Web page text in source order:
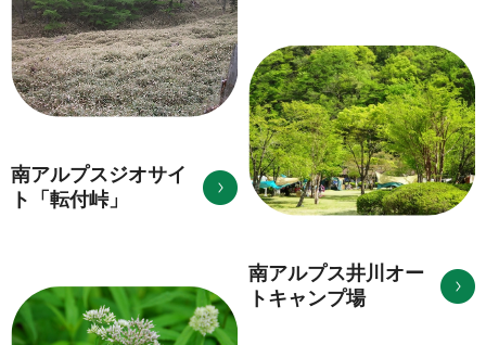
南アルプスジオサイ
ト「転付峠」
南アルプス井川オー
トキャンプ場